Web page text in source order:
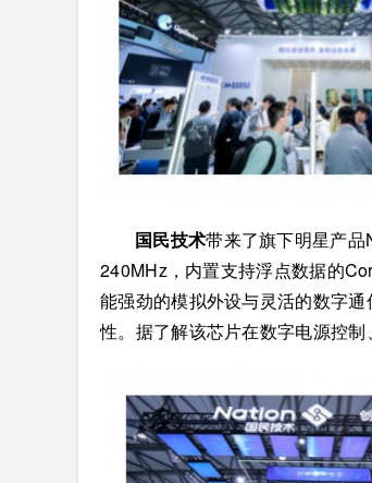
国民技术带来了旗下明星产
240MHz，内置支持浮点数据的
能强劲的模拟外设与灵活的数字
性。据了解该芯片在数字电源控